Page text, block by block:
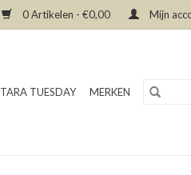
0 Artikelen - €0,00 Mijn
TARA TUESDAY MERKEN